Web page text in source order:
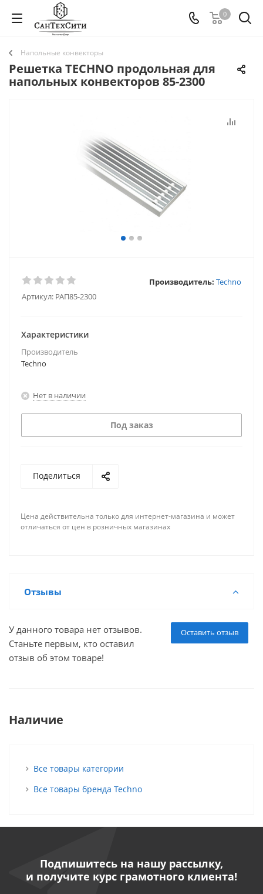
0
Напольные конвекторы
Решетка TECHNO продольная для
напольных конвекторов 85-2300
Артикул: РАП85-2300
Производитель: Techno
Характеристики
Производитель
Techno
Нет в наличии
Под заказ
Поделиться
Цена действительна только для интернет-магазина и может
отличаться от цен в розничных магазинах
Отзывы
Оставить отзыв
У данного товара нет отзывов.
Станьте первым, кто оставил
отзыв об этом товаре!
Наличие
Все товары категории
Все товары бренда Techno
Подпишитесь на нашу рассылку,
и получите курс грамотного клиента!